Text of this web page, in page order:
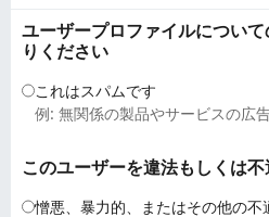
ウ
ア
オ
ユーザープロファイルについ
りください
これはスパムです
例: 無関係の製品やサービスの広
このユーザーを違法もしくは
憎悪、暴力的、またはその他の